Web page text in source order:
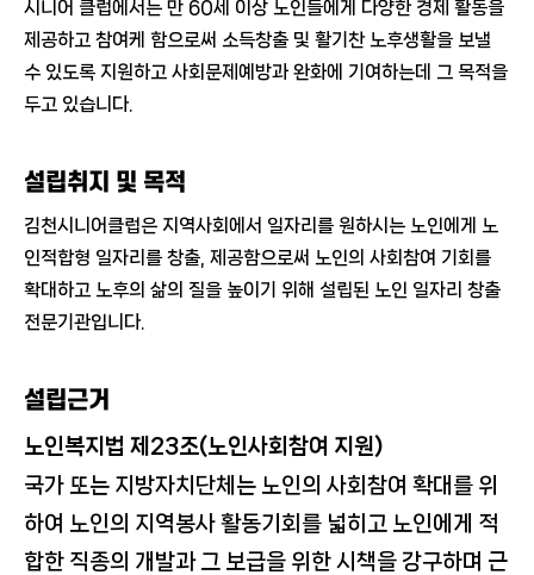
시니어 클럽에서는 만 60세 이상 노인들에게 다양한 경제 활동을
제공하고 참여케 함으로써 소득창출 및 활기찬 노후생활을 보낼
수 있도록 지원하고 사회문제예방과 완화에 기여하는데 그 목적을
두고 있습니다.
설립취지 및 목적
김천시니어클럽은 지역사회에서 일자리를 원하시는 노인에게 노
인적합형 일자리를 창출, 제공함으로써 노인의 사회참여 기회를
확대하고 노후의 삶의 질을 높이기 위해 설립된 노인 일자리 창출
전문기관입니다.
설립근거
노인복지법 제23조(노인사회참여 지원)
국가 또는 지방자치단체는 노인의 사회참여 확대를 위
하여 노인의 지역봉사 활동기회를 넓히고 노인에게 적
합한 직종의 개발과 그 보급을 위한 시책을 강구하며 근